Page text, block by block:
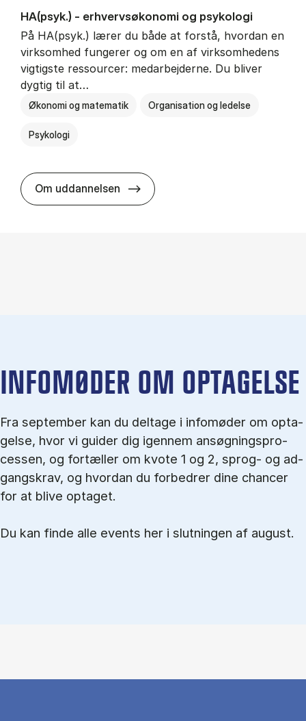
HA(psyk.) - erhvervs­økonomi og psy­ko­lo­gi
På HA(psyk.) lærer du både at forstå, hvordan en
virksomhed fungerer og om en af virksomhedens
vigtigste ressourcer: medarbejderne. Du bliver
dygtig til at…
Økonomi og matematik Organisation og ledelse
Psykologi
Om uddannelsen HA(psyk.) - erhvervs­økonomi og
IN­FO­MØ­DER OM OP­TA­GEL­SE
Fra september kan du del­tage i in­fo­mø­der om op­ta­
gel­se, hvor vi gu­i­der dig igen­nem an­søg­nings­pro­
ces­sen, og for­tæl­ler om kvo­te 1 og 2, sprog- og ad­
gangs­krav, og hvordan du forbedrer dine chancer
for at blive optaget.
Du kan finde alle events her i slutningen af august.